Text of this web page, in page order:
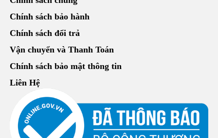
Chính sách bảo hành
Chính sách đổi trả
Vận chuyển và Thanh Toán
Chính sách bảo mật thông tin
Liên Hệ